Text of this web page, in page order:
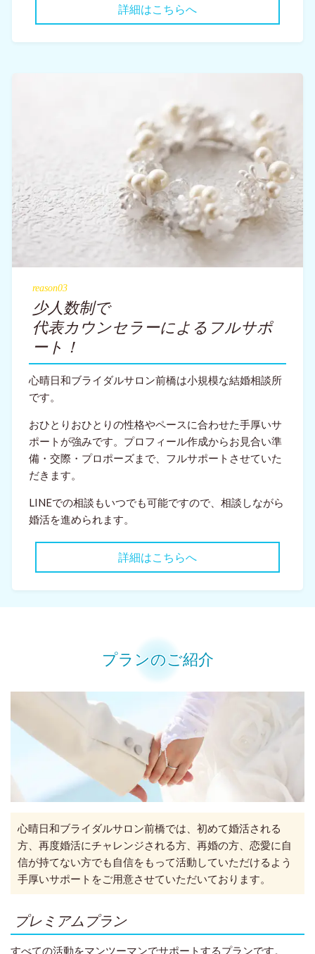
詳細はこちらへ
reason03
少人数制で
代表カウンセラーによるフルサポ
ート！
心晴日和ブライダルサロン前橋は小規模な結婚相談所
です。
おひとりおひとりの性格やペースに合わせた手厚いサ
ポートが強みです。プロフィール作成からお見合い準
備・交際・プロポーズまで、フルサポートさせていた
だきます。
LINEでの相談もいつでも可能ですので、相談しながら
婚活を進められます。
詳細はこちらへ
プランのご紹介
心晴日和ブライダルサロン前橋では、初めて婚活される
方、再度婚活にチャレンジされる方、再婚の方、恋愛に自
信が持てない方でも自信をもって活動していただけるよう
手厚いサポートをご用意させていただいております。
プレミアムプラン
すべての活動をマンツーマンでサポートするプランです。